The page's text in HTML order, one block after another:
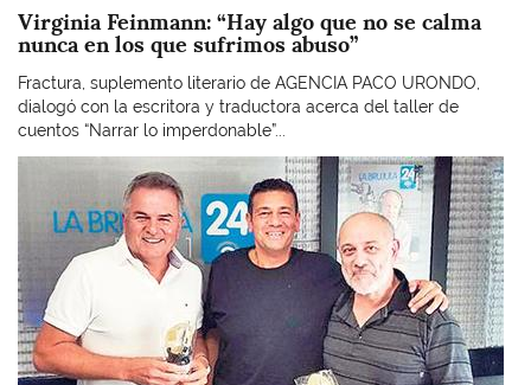
Virginia Feinmann: “Hay algo que no se calma
nunca en los que sufrimos abuso”
Fractura, suplemento literario de AGENCIA PACO URONDO,
dialogó con la escritora y traductora acerca del taller de
cuentos “Narrar lo imperdonable”...